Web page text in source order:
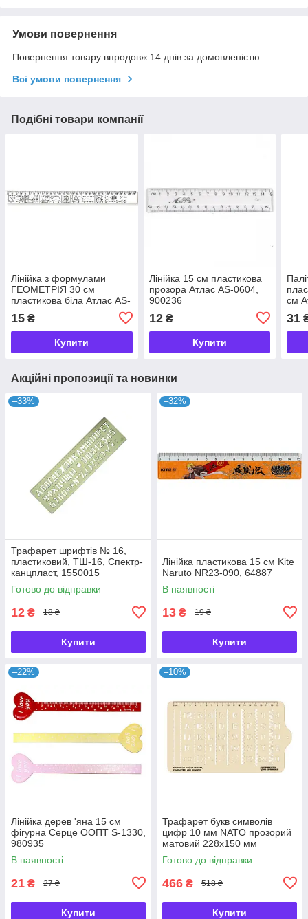
Умови повернення
Повернення товару впродовж 14 днів за домовленістю
Всі умови повернення
Подібні товари компанії
Лінійка з формулами
ГЕОМЕТРІЯ 30 см
пластикова біла Атлас AS-
15 ₴
Купити
Лінійка 15 см пластикова
прозора Атлас AS-0604,
900236
12₴
Купити
см
31
Акційні пропозиції та новинки
–33%
Трафарет шрифтів № 16,
пластиковий, ТШ-16, Спектр-
канцпласт, 1550015
Готово до відправки
12 ₴ 18 ₴
Купити
–32%
Лінійка пластикова 15 см Kite
Naruto NR23-090, 64887
В наявності
13 ₴ 19 ₴
Купити
–22%
Лінійка дерев 'яна 15 см
фігурна Серце ООПТ S-1330,
980935
В наявності
21 ₴ 27 ₴
Купити
–10%
Трафарет букв символів
цифр 10 мм NATO прозорий
матовий 228х150 мм
Ecopybook Tactical, 9062926
Готово до відправки
466 ₴ 518 ₴
Купити